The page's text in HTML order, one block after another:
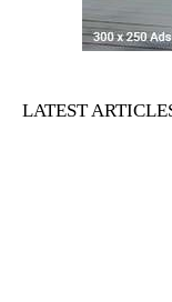
LATEST